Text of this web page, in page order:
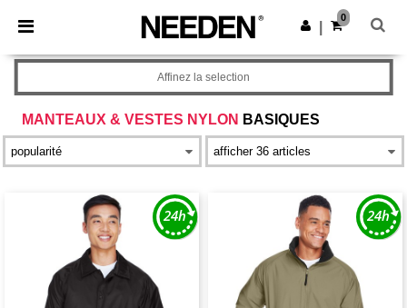
× Appli Needen
Meilleurs prix sur l’app !
Obtenir l'appli
0
MANTEAUX & VESTES NYLON BASIQUES
Affinez la selection